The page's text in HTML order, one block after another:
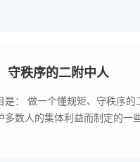
守秩序的二附中人
： 做一个懂规矩、守秩序的
数人的集体利益而制定的一